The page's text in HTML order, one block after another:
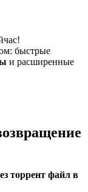
быстрые
и расширенные
торрент файл в